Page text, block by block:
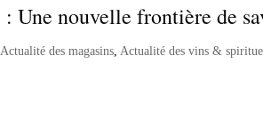
nouvelle frontière de
Actualité des magasins Actualité des vins &